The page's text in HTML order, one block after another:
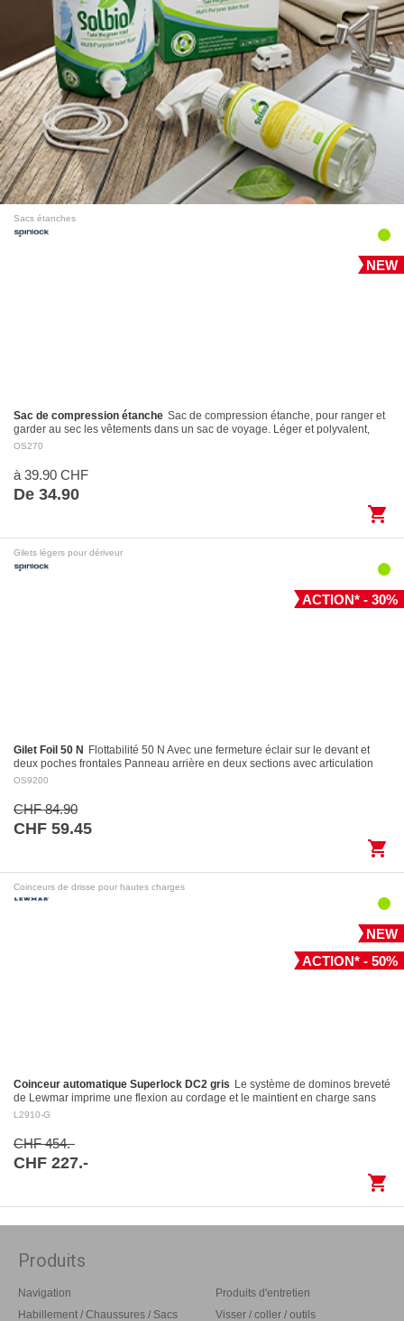
Sacs étanches
NEW
Sac de compression étanche Sac de compression étanche, pour ranger et
garder au sec les vêtements dans un sac de voyage. Léger et polyvalent,
avec fermeture Roll-Top et…
OS270
à 39.90 CHF
De 34.90
shopping_cart
Gilets légers pour dériveur
ACTION* - 30%
Gilet Foil 50 N
Flottabilité 50 N Avec une fermeture éclair sur le devant et
deux poches frontales Panneau arrière en deux sections avec articulation
pour des…
OS9200
CHF 84.90
CHF 59.45
shopping_cart
Coinceurs de drisse pour hautes charges
NEW
ACTION* - 50%
Coinceur automatique Superlock DC2 gris Le système de dominos breveté
de Lewmar imprime une flexion au cordage et le maintient en charge sans
l’endommager Largage contrôlé: le levier…
L2910-G
CHF 454.-
CHF 227.-
shopping_cart
Produits
Navigation
Habillement / Chaussures / Sacs
Produits d'entretien
Visser / coller / outils